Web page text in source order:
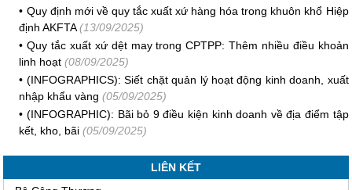
• Quy định mới về quy tắc xuất xứ hàng hóa trong khuôn khổ Hiệp
định AKFTA (13/09/2025)
•Quy tắc xuất xứ dệt may trong CPTPP: Thêm nhiều điều khoản
linh hoạt (08/09/2025)
• (INFOGRAPHICS): Siết chặt quản lý hoạt động kinh doanh, xuất
nhập khẩu vàng (05/09/2025)
•(INFOGRAPHIC): Bãi bỏ 9 điều kiện kinh doanh về địa điểm tập
kết, kho, bãi (05/09/2025)
LIÊN KẾT